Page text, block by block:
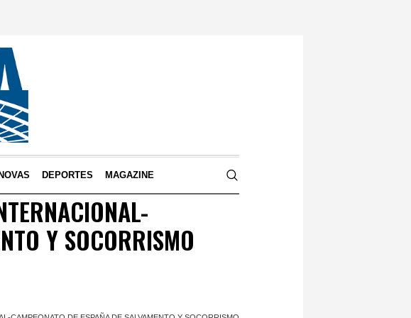
DEPORTES MAGAZINE
Y SOCORRISMO